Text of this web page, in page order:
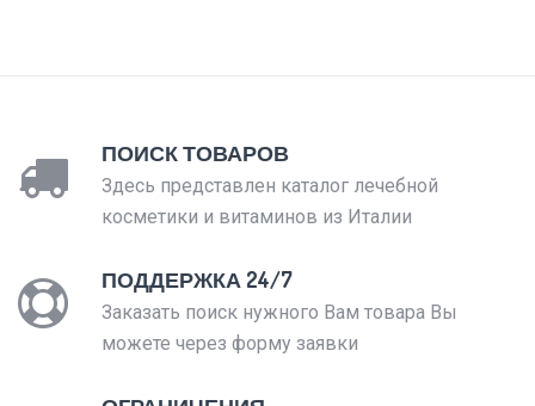
ПОИСК ТОВАРОВ
Здесь представлен каталог лечебной
косметики и витаминов из Италии
ПОДДЕРЖКА 24/7
Заказать поиск нужного Вам товара Вы
можете через форму заявки